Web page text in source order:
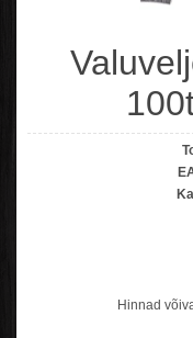
Hinnad